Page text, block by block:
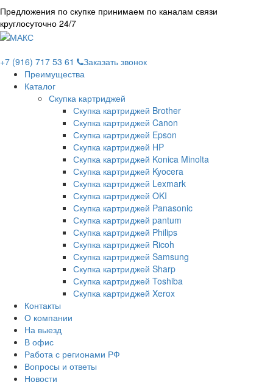
Предложения по скупке принимаем по каналам связи
круглосуточно 24/7
+7 (916) 717 53 61
Заказать звонок
Преимущества
Каталог
Скупка картриджей
Скупка картриджей Brother
Скупка картриджей Canon
Скупка картриджей Epson
Скупка картриджей HP
Скупка картриджей Konica Minolta
Скупка картриджей Kyocera
Скупка картриджей Lexmark
Скупка картриджей OKI
Скупка картриджей Panasonic
Скупка картриджей pantum
Скупка картриджей Philips
Скупка картриджей Ricoh
Скупка картриджей Samsung
Скупка картриджей Sharp
Скупка картриджей Toshiba
Скупка картриджей Xerox
Контакты
О компании
На выезд
В офис
Работа с регионами РФ
Вопросы и ответы
Новости